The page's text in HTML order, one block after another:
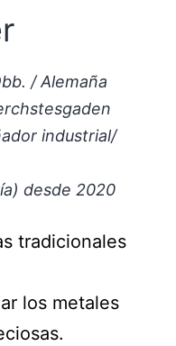
/ Alemaña
industrial/
desde 2020
tradicionales
los metales